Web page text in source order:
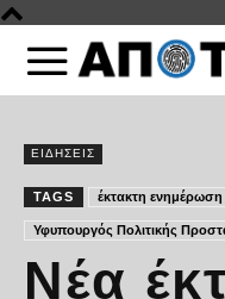
ΕΙΔΗΣΕΙΣ
TAGS έκτακτη ενημέρωση
Υφυπουργός Πολιτικής
Νέα